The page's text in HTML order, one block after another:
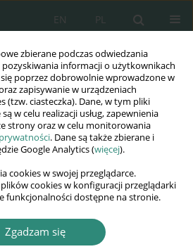
zbierane podczas odwiedzania
pozyskiwania informacji o użytkownikach
poprzez dobrowolnie wprowadzone w
zapisywanie w urządzeniach
(tzw. ciasteczka). Dane, w tym pliki
w celu realizacji usług, zapewnienia
strony oraz w celu monitorowania
. Dane są także zbierane i
Google Analytics (więcej).
cookies w swojej przeglądarce.
cookies w konfiguracji przeglądarki
funkcjonalności dostępne na stronie.
Zgadzam się
PL
EN
Męcina-Bednarek